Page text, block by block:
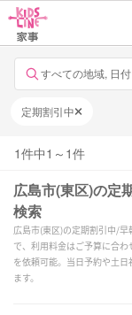
すべての地域, 日
定期割引中
1件中1 ～ 1件
広島市(東区)の定
検索
広島市(東区)の定期割引中/
で、利用料金はご予算に合
を依頼可能。当日予約や土
ます。